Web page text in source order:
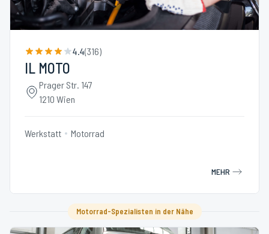
4.4(316)
IL MOTO
Prager Str. 147
1210 Wien
Werkstatt Motorrad
MEHR
Motorrad-Spezialisten in der Nähe